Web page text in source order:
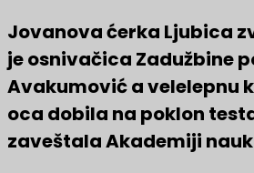
Jovanova ćerka Ljubica
je osnivačica Zadužbine
Avakumović a velelepnu
oca dobila na poklon
zaveštala Akademiji